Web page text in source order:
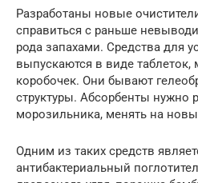
Разработаны новые
справиться с раньше
рода запахами. Средства для
выпускаются в виде
коробочек. Они бывают
структуры. Абсорбенты нужно
морозильника, менять на
Одним из таких средств
антибактериальный